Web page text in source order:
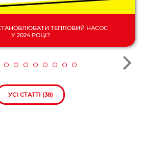
ТЕПЛОВИЙ НАСОС
У 2024 РОЦІ?
УСІ СТАТТІ (38)